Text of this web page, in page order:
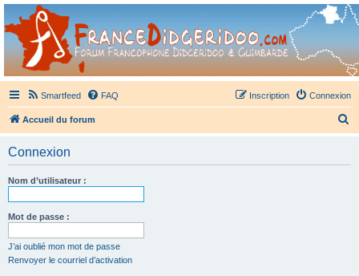
France Didgeridoo
Didgeridoo et Guimbarde sur France Didgeridoo - retrouvez la communauté.
Smartfeed FAQ Connexion
Inscription
Accueil du forum
Connexion
Nom d’utilisateur :
Mot de passe :
J’ai oublié mon mot de passe
Renvoyer le courriel d’activation